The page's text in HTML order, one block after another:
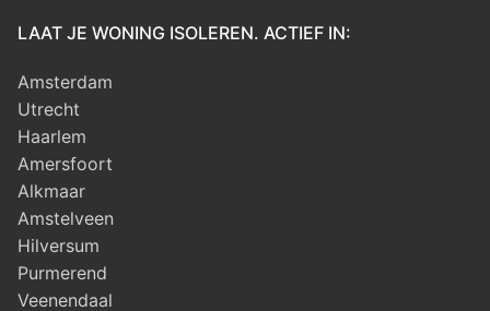
LAAT JE WONING ISOLEREN. ACTIEF IN:
Amsterdam
Utrecht
Haarlem
Amersfoort
Alkmaar
Amstelveen
Hilversum
Purmerend
Veenendaal